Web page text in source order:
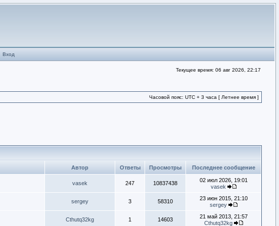
Вход
Текущее время: 06 авг 2026, 22:17
Часовой пояс: UTC + 3 часа [ Летнее время ]
Автор Ответы Просмотры Последнее сообщение
vasek 247 10837438
02 июл 2026, 19:01
vasek
sergey 3 58310
23 июн 2015, 21:10
sergey
Cthutq32kg 1 14603
21 май 2013, 21:57
Cthutq32kg